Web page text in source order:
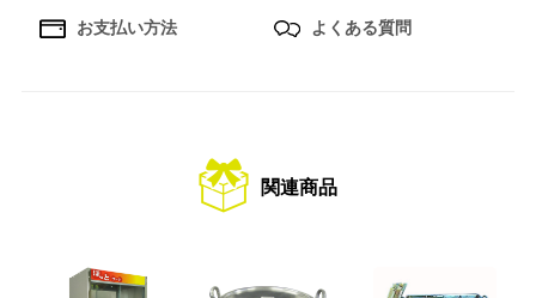
お支払い方法 よくある質問
関連商品